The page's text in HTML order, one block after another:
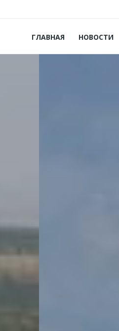
ГЛАВНАЯ НОВОСТИ